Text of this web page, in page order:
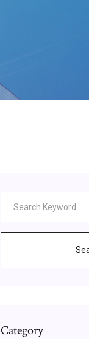
Category